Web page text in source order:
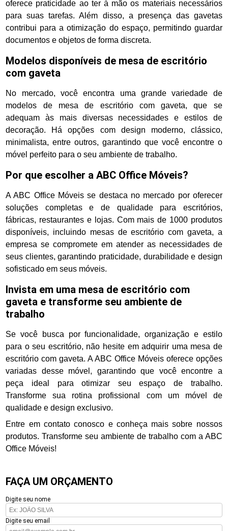
oferece praticidade ao ter à mão os materiais necessários
para suas tarefas. Além disso, a presença das gavetas
contribui para a otimização do espaço, permitindo guardar
documentos e objetos de forma discreta.
Modelos disponíveis de mesa de escritório
com gaveta
No mercado, você encontra uma grande variedade de
modelos de mesa de escritório com gaveta, que se
adequam às mais diversas necessidades e estilos de
decoração. Há opções com design moderno, clássico,
minimalista, entre outros, garantindo que você encontre o
móvel perfeito para o seu ambiente de trabalho.
Por que escolher a ABC Office Móveis?
A ABC Office Móveis se destaca no mercado por oferecer
soluções completas e de qualidade para escritórios,
fábricas, restaurantes e lojas. Com mais de 1000 produtos
disponíveis, incluindo mesas de escritório com gaveta, a
empresa se compromete em atender as necessidades de
seus clientes, garantindo praticidade, durabilidade e design
sofisticado em seus móveis.
Invista em uma mesa de escritório com
gaveta e transforme seu ambiente de
trabalho
Se você busca por funcionalidade, organização e estilo
para o seu escritório, não hesite em adquirir uma mesa de
escritório com gaveta. A ABC Office Móveis oferece opções
variadas desse móvel, garantindo que você encontre a
peça ideal para otimizar seu espaço de trabalho.
Transforme sua rotina profissional com um móvel de
qualidade e design exclusivo.
Entre em contato conosco e conheça mais sobre nossos
produtos. Transforme seu ambiente de trabalho com a ABC
Office Móveis!
FAÇA UM ORÇAMENTO
Digite seu nome
Digite seu email